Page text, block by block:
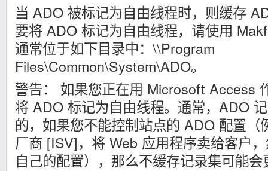
当 ADO 被标记为自由线程时，则缓存
要将 ADO 标记为自由线程，请使用
通常位于如下目录中：\\Program
Files\Common\System\ADO。
警告： 如果您正在用 Microsoft Access
将 ADO 标记为自由线程。通常，ADO
的，如果您不能控制站点的 ADO 配置（
厂商 [ISV]，将 Web 应用程序卖给客户
自己的配置），那么不缓存记录集可能会